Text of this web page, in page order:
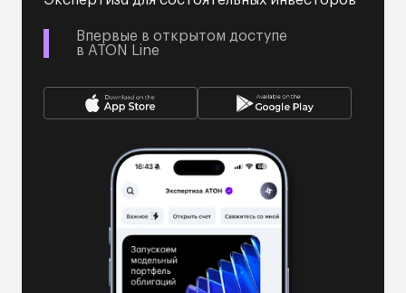
Впервые в открытом доступе
в ATON Line